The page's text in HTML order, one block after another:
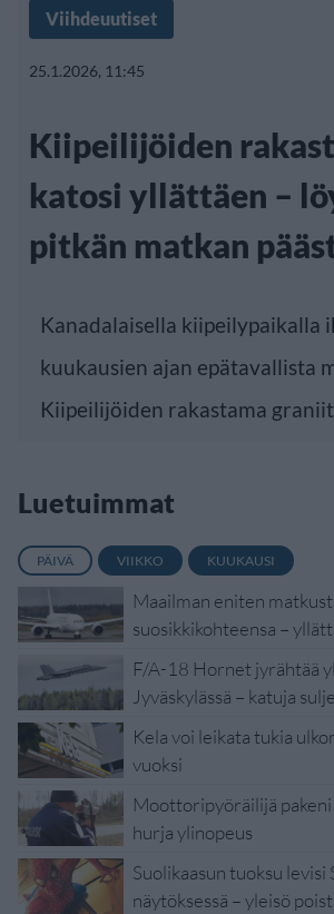
Viihdeuutiset
25.1.2026, 11:45
Kiipeilijöiden
katosi yllättäen –
pitkän matkan
Kanadalaisella kiipeilypaikalla
kuukausien ajan epätavallista
Kiipeilijöiden rakastama
Luetuimmat
PÄIVÄ VIIKKO KUUKAUSI
Maailman eniten
suosikkikohteensa –
F/A-18 Hornet jyrähtää
Jyväskylässä – katuja
Kela voi leikata tukia
vuoksi
Moottoripyöräilijä
hurja ylinopeus
Suolikaasun tuoksu levisi
näytöksessä – yleisö